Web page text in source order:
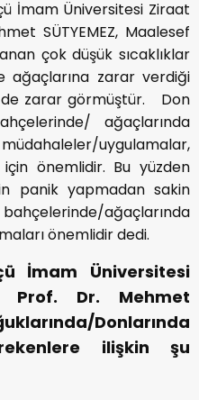
İmam Üniversitesi Ziraat
SÜTYEMEZ, Maalesef
çok düşük sıcaklıklar
zarar verdiği
zarar görmüştür. Don
ağaçlarında
uygulamalar,
önemlidir. Bu yüzden
panik yapmadan sakin
ağaçlarında
önemlidir dedi.
İmam Üniversitesi
Prof. Dr. Mehmet
Donlarında
ilişkin şu